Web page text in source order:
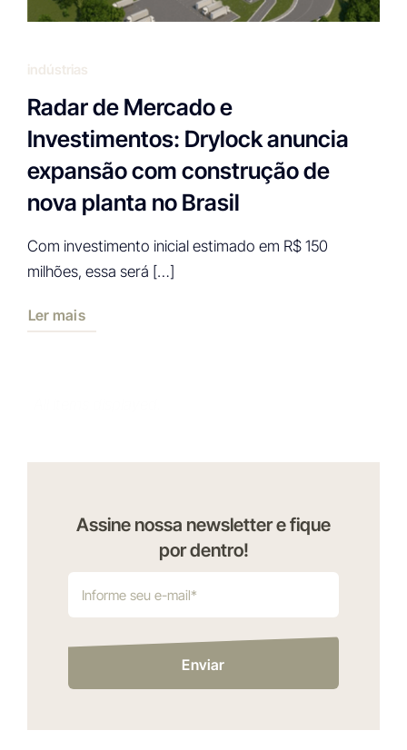
indústrias
Radar de Mercado e
Investimentos: Drylock anuncia
expansão com construção de
nova planta no Brasil
Com investimento inicial estimado em R$ 150
milhões, essa será […]
Ler mais
Enviar